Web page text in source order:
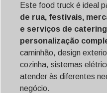
Este food truck é ideal
de rua, festivais,
e serviços de
personalização
caminhão, design
cozinha, sistemas
atender às diferentes
negócio.